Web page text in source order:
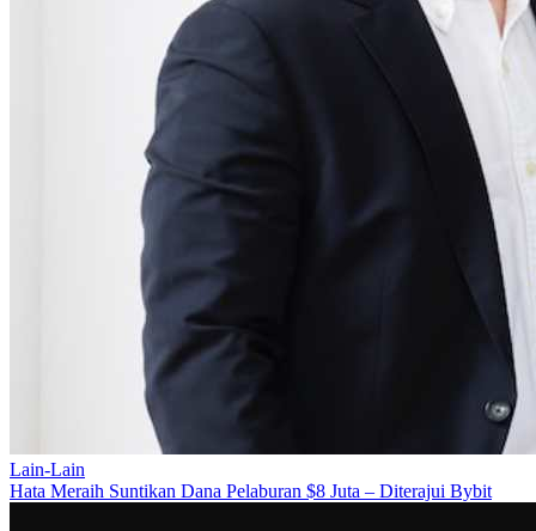
Lain-Lain
Hata Meraih Suntikan Dana Pelaburan $8 Juta – Diterajui Bybit